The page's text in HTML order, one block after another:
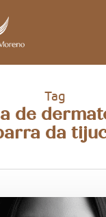
Tag
de
da